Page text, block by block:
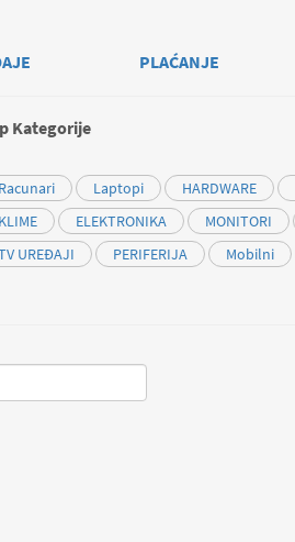
PLAĆANJE
Kategorije
Racunari Laptopi HARDWARE
KLIME
ELEKTRONIKA MONITORI
UREĐAJI
PERIFERIJA Mobilni